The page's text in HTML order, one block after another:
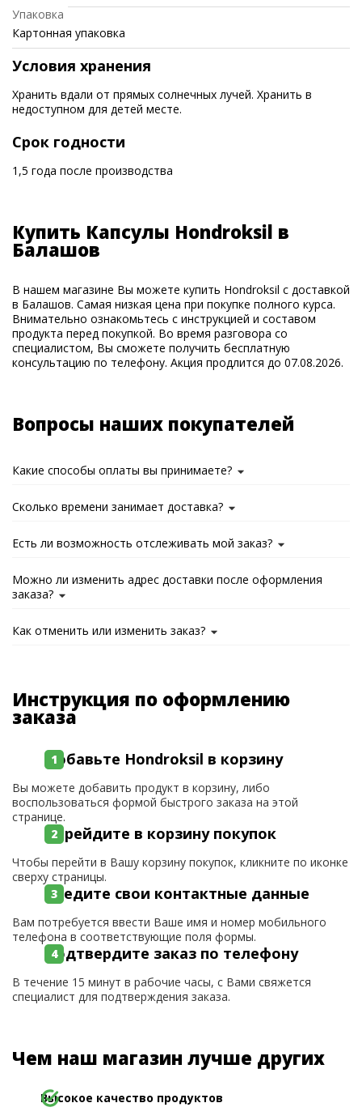
Упаковка
Картонная упаковка
Условия хранения
Хранить вдали от прямых солнечных лучей. Хранить в
недоступном для детей месте.
Срок годности
1,5 года после производства
Купить Капсулы Hondroksil в
Балашов
В нашем магазине Вы можете купить Hondroksil с доставкой
в Балашов. Самая низкая цена при покупке полного курса.
Внимательно ознакомьтесь с инструкцией и составом
продукта перед покупкой. Во время разговора со
специалистом, Вы сможете получить бесплатную
консультацию по телефону. Акция продлится до 07.08.2026.
Вопросы наших покупателей
Какие способы оплаты вы принимаете?
Сколько времени занимает доставка?
Есть ли возможность отслеживать мой заказ?
Можно ли изменить адрес доставки после оформления
заказа?
Как отменить или изменить заказ?
Инструкция по оформлению
заказа
Добавьте Hondroksil в корзину
Вы можете добавить продукт в корзину, либо
воспользоваться формой быстрого заказа на этой
странице.
Перейдите в корзину покупок
Чтобы перейти в Вашу корзину покупок, кликните по иконке
сверху страницы.
Введите свои контактные данные
Вам потребуется ввести Ваше имя и номер мобильного
телефона в соответствующие поля формы.
Подтвердите заказ по телефону
В течение 15 минут в рабочие часы, с Вами свяжется
специалист для подтверждения заказа.
Чем наш магазин лучше других
Высокое качество продуктов